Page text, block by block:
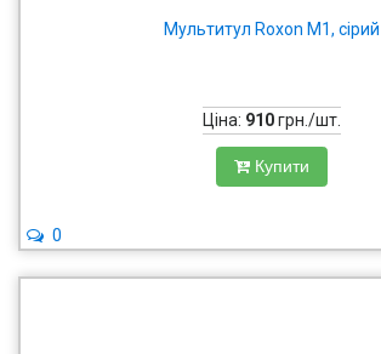
Мультитул Roxon M1, сірий
Ціна: 910грн./шт.
Купити
0